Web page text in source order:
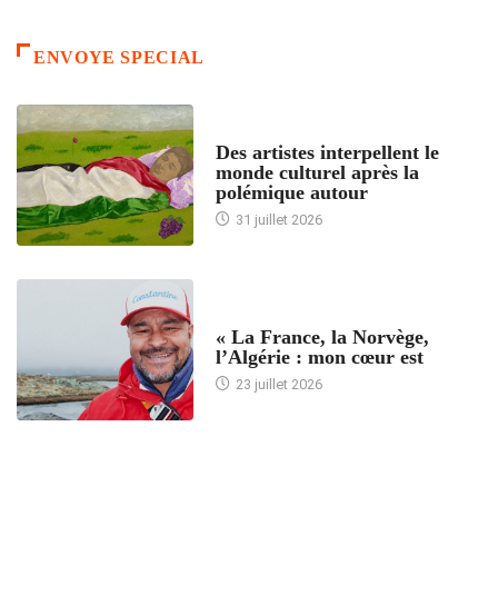
ENVOYE SPECIAL
Des artistes interpellent le
monde culturel après la
polémique autour
31 juillet 2026
« La France, la Norvège,
l’Algérie : mon cœur est
23 juillet 2026